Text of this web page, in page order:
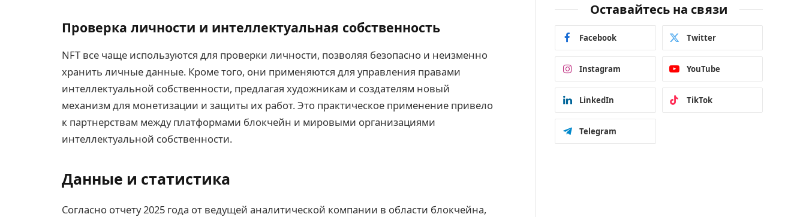
Проверка личности и интеллектуальная собственность
NFT все чаще используются для проверки личности, позволяя безопасно и неизменно
хранить личные данные. Кроме того, они применяются для управления правами
интеллектуальной собственности, предлагая художникам и создателям новый
механизм для монетизации и защиты их работ. Это практическое применение привело
к партнерствам между платформами блокчейн и мировыми организациями
интеллектуальной собственности.
Данные и статистика
Согласно отчету 2025 года от ведущей аналитической компании в области блокчейна,
Оставайтесь на связи
Facebook Twitter
Instagram YouTube
LinkedIn TikTok
Telegram